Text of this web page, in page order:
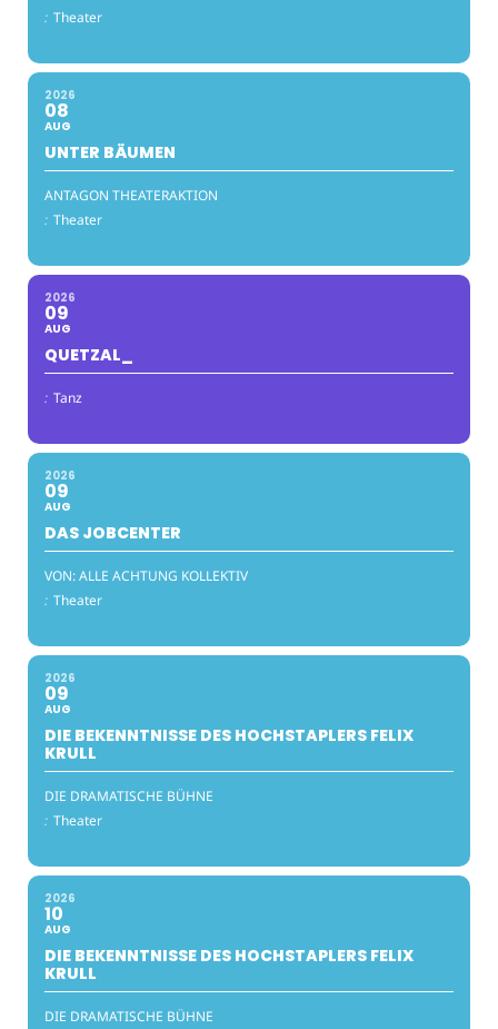
: Theater
2026
08
AUG
UNTER BÄUMEN
ANTAGON THEATERAKTION
: Theater
2026
09
AUG
QUETZAL_
: Tanz
2026
09
AUG
DAS JOBCENTER
VON: ALLE ACHTUNG KOLLEKTIV
: Theater
2026
09
AUG
DIE BEKENNTNISSE DES HOCHSTAPLERS FELIX
KRULL
DIE DRAMATISCHE BÜHNE
: Theater
2026
10
AUG
DIE BEKENNTNISSE DES HOCHSTAPLERS FELIX
KRULL
DIE DRAMATISCHE BÜHNE